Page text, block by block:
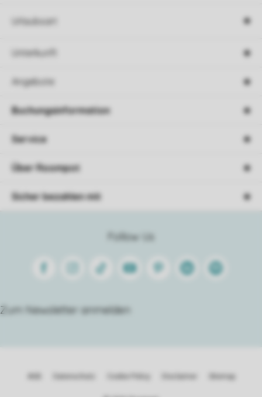
Urlaubsart
Unterkunft
Angebote
Follow Us
FacebookInstagram
Tiktok Youtube PinterestLinkedinSpotify
Zum Newsletter anmelden
Buchungsinformation
Service
Über Roompot
Sicher bezahlen mit
Sitemap